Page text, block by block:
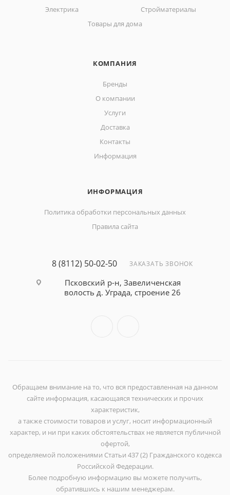
Электрика
Стройматериалы
Товары для дома
КОМПАНИЯ
Бренды
О компании
Услуги
Доставка
Контакты
Информация
ИНФОРМАЦИЯ
Политика обработки персональных данных
Правила сайта
8 (8112) 50-02-50 ЗАКАЗАТЬ ЗВОНОК
Псковский р-н, Завеличенская
волость д. Уграда, строение 26
Обращаем внимание на то, что вся предоставленная на данном
сайте информация, касающаяся технических и прочих
характеристик,
а также стоимости товаров и услуг, носит информационный
характер, и ни при каких обстоятельствах не является публичной
офертой,
определяемой положениями Статьи 437 (2) Гражданского кодекса
Российской Федерации.
Более подробную информацию вы можете получить,
обратившись к нашим менеджерам.